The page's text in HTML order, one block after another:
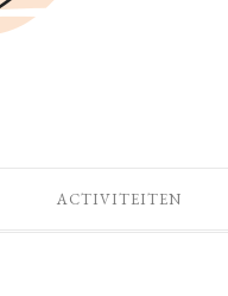
ACTIVITEITEN